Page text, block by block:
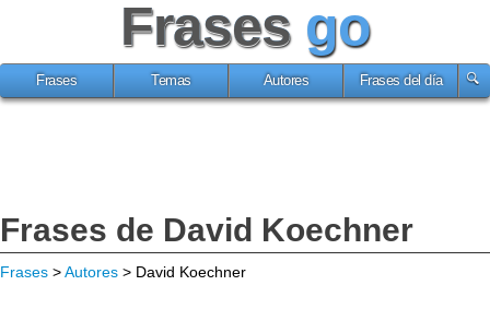
Frases go
Frases Temas Autores Frases del día
Frases de David Koechner
Frases >Autores > David Koechner